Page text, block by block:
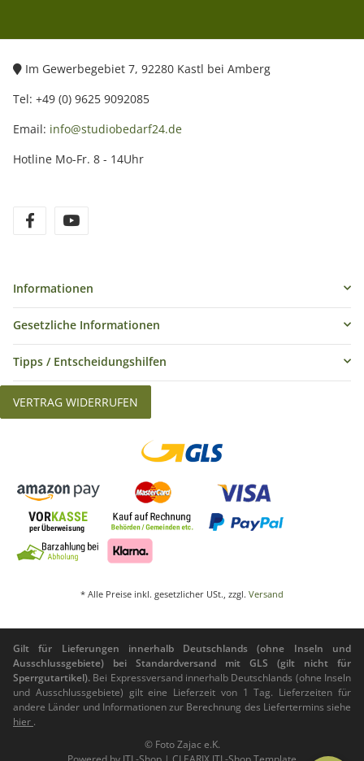
Im Gewerbegebiet 7, 92280 Kastl bei Amberg
Tel: +49 (0) 9625 9092085
Email: info@studiobedarf24.de
Hotline Mo-Fr. 8 - 14Uhr
Informationen
Gesetzliche Informationen
Tipps / Entscheidungshilfen
VERTRAG WIDERRUFEN
* Alle Preise inkl. gesetzlicher USt., zzgl. Versand
Gilt für Lieferungen innerhalb Deutschlands (ohne Inseln und
Ausschlussgebiete) bei Standardversand mit GLS (gilt nicht für
Sperrgutartikel). Bei Expressversand innerhalb Deutschlands (ohne Inseln
und Ausschlussgebiete) gilt eine Lieferzeit von 1 Tag. Lieferzeiten für
andere Länder und Informationen zur Berechnung des Liefertermins siehe
hier .
© Foto Zajac e.K.